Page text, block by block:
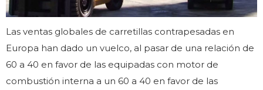
Las ventas globales de carretillas contrapesadas en
Europa han dado un vuelco, al pasar de una relación de
60 a 40 en favor de las equipadas con motor de
combustión interna a un 60 a 40 en favor de las